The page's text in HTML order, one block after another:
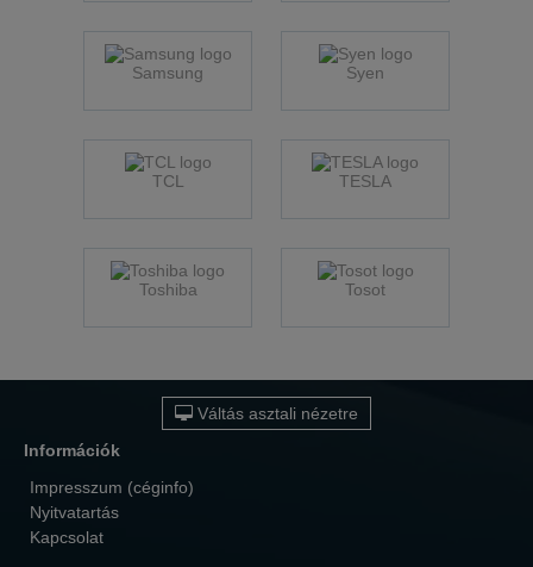
Samsung Syen
TCL TESLA
Toshiba Tosot
Váltás asztali nézetre
Információk
Impresszum (céginfo)
Nyitvatartás
Kapcsolat